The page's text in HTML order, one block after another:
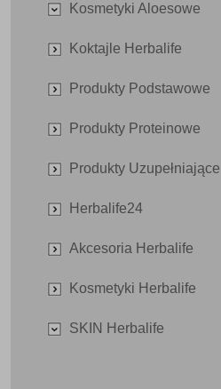
Kosmetyki Aloesowe
Koktajle Herbalife
Produkty Podstawowe
Produkty Proteinowe
Produkty Uzupełniające
Herbalife24
Akcesoria Herbalife
Kosmetyki Herbalife
SKIN Herbalife